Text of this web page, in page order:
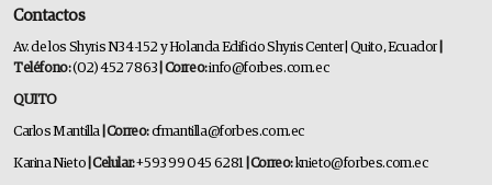
Contactos
Av. de los Shyris N34-152 y Holanda Edificio Shyris Center | Quito, Ecuador
Teléfono:(02) 452 7863 | Correo:info@forbes.com.ec
QUITO
Carlos Mantilla | Correo:cfmantilla@forbes.com.ec
Karina Nieto | Celular:+593 99 045 6281 | Correo:knieto@forbes.com.ec